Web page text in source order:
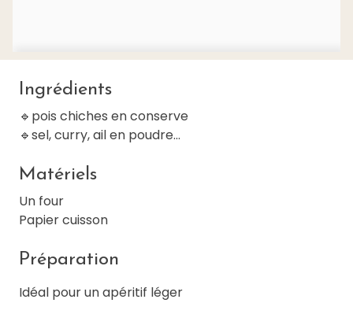
Ingrédients
🔹pois chiches en conserve
🔹sel, curry, ail en poudre...
Matériels
Un four
Papier cuisson
Préparation
Idéal pour un apéritif léger